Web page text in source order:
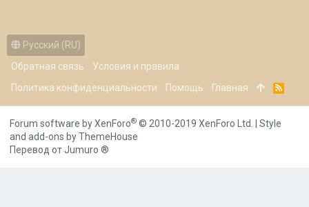
Русский (RU)
Обратная связь
Условия и правила
Политика конфиденциальности
Помощь Главная
R
S
Forum software by XenForo® © 2010-2019 XenForo Ltd.
Style
and add-ons by ThemeHouse
Перевод от Jumuro ®